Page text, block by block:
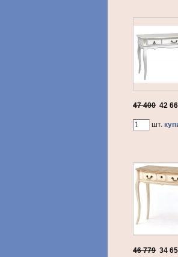
47 400 42
шт.
46 779 34